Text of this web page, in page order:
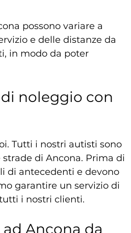
possono variare a
e delle distanze da
in modo da poter
noleggio con
Tutti i nostri autisti sono
di Ancona. Prima di
di antecedenti e devono
garantire un servizio di
i nostri clienti.
Ancona da